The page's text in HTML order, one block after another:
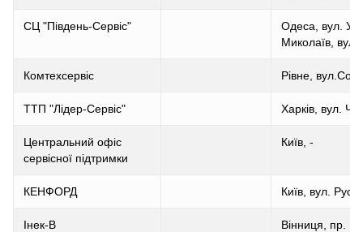
СЦ "Південь-Сервіс"
Одеса, вул.
Миколаїв,
Комтехсервіс Рівне,
ТТП "Лідер-Сервіс" Харків, вул.
Центральний офіс
сервісної підтримки
Київ, -
КЕНФОРД Київ, вул.
Інек-В
Вінниця, пр.